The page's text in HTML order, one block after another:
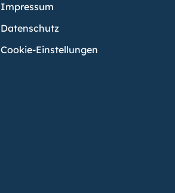
Impressum
Datenschutz
Cookie-Einstellungen